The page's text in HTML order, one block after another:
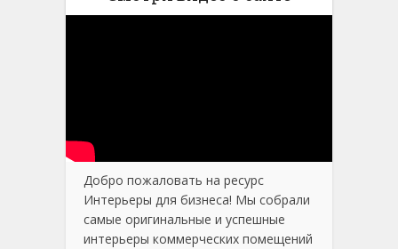
Добро пожаловать на ресурс
Интерьеры для бизнеса! Мы собрали
самые оригинальные и успешные
интерьеры коммерческих помещений